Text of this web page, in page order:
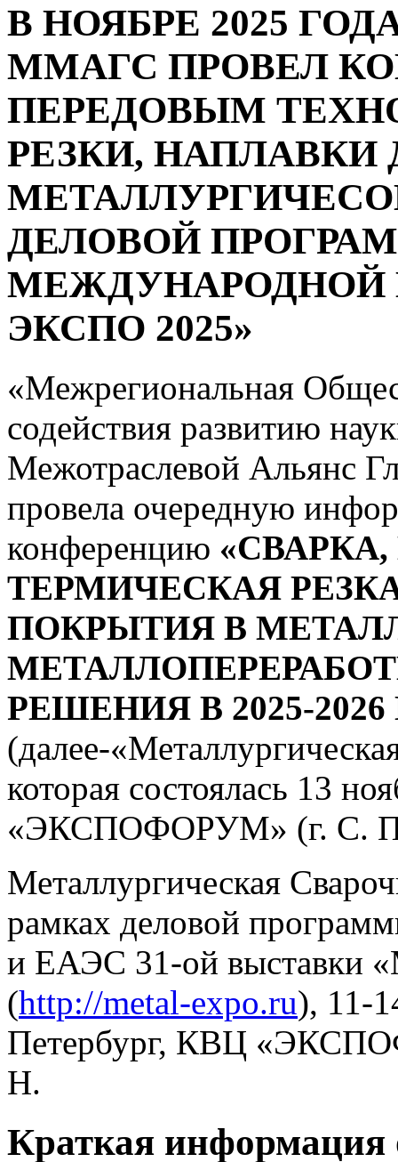
В НОЯБРЕ 2025
ММАГС ПРОВЕЛ
ПЕРЕДОВЫМ
РЕЗКИ, НАПЛАВКИ
ДЕЛОВОЙ
МЕЖДУНАРОДНОЙ
ЭКСПО 2025»
«Межрегиональная
содействия развитию
Межотраслевой Альянс
провела очередную
конференцию
ТЕРМИЧЕСКАЯ
ПОКРЫТИЯ В
РЕШЕНИЯ В 2025-2026
(далее-
которая состоялась 13
«ЭКСПОФОРУМ» (г. С.
Металлургическая
рамках деловой
и ЕАЭС 31-ой выставки
(http://metal-expo.ru), 11-
Петербург, КВЦ
H.
Краткая информация